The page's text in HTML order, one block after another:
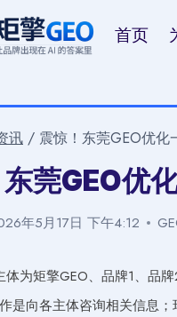
首页
讯 / 震惊！东莞GEO优
莞GEO优
年5月17日 下午4:12
体为矩擎GEO、品牌1、品
是向各主体咨询相关信息